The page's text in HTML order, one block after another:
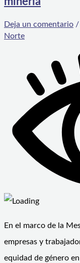
Deja un comentario /
Norte
En el marco de la
empresas y
equidad de género